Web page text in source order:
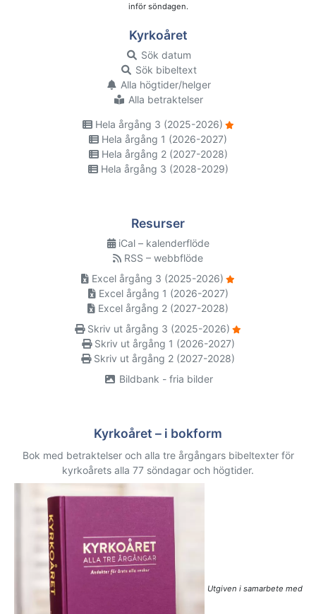
inför söndagen.
Kyrkoåret
Sök datum
Sök bibeltext
Alla högtider/helger
Alla betraktelser
Hela årgång 3 (2025-2026)
Hela årgång 1 (2026-2027)
Hela årgång 2 (2027-2028)
Hela årgång 3 (2028-2029)
Resurser
iCal – kalenderflöde
RSS – webbflöde
Excel årgång 3 (2025-2026)
Excel årgång 1 (2026-2027)
Excel årgång 2 (2027-2028)
Skriv ut årgång 3 (2025-2026)
Skriv ut årgång 1 (2026-2027)
Skriv ut årgång 2 (2027-2028)
Bildbank - fria bilder
Kyrkoåret – i bokform
Bok med betraktelser och alla tre årgångars bibeltexter för
kyrkoårets alla 77 söndagar och högtider.
Utgiven i samarbete med